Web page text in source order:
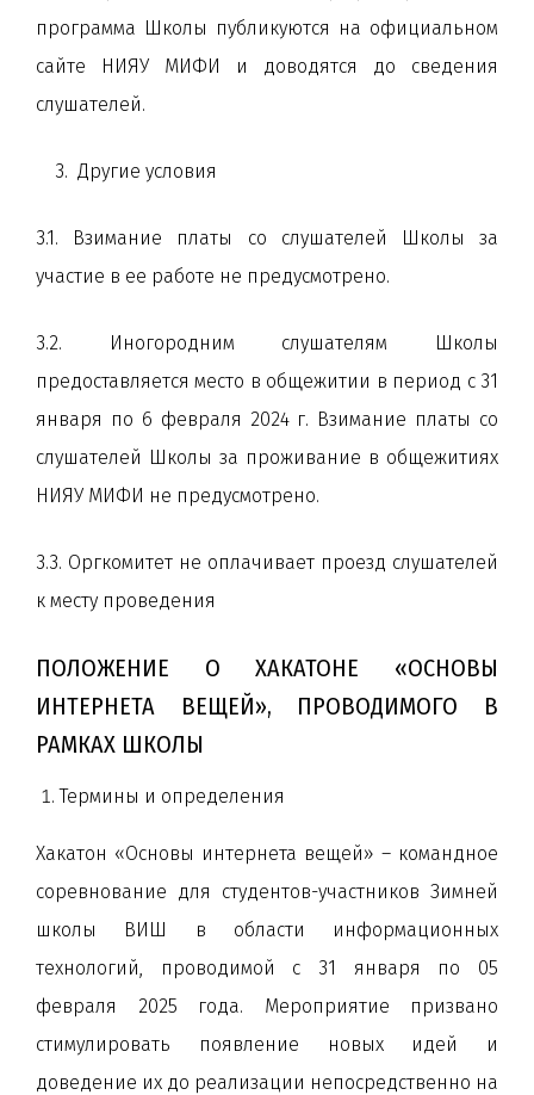
программа Школы публикуются на официальном
сайте НИЯУ МИФИ и доводятся до сведения
слушателей.
3. Другие условия
3.1. Взимание платы со слушателей Школы за
участие в ее работе не предусмотрено.
3.2. Иногородним слушателям Школы
предоставляется место в общежитии в период с 31
января по 6 февраля 2024 г. Взимание платы со
слушателей Школы за проживание в общежитиях
НИЯУ МИФИ не предусмотрено.
3.3. Оргкомитет не оплачивает проезд слушателей
к месту проведения
ПОЛОЖЕНИЕ О ХАКАТОНЕ «ОСНОВЫ
ИНТЕРНЕТА ВЕЩЕЙ», ПРОВОДИМОГО В
РАМКАХ ШКОЛЫ
Термины и определения
Хакатон «Основы интернета вещей» – командное
соревнование для студентов-участников Зимней
школы ВИШ в области информационных
технологий, проводимой с 31 января по 05
февраля 2025 года. Мероприятие призвано
стимулировать появление новых идей и
доведение их до реализации непосредственно на